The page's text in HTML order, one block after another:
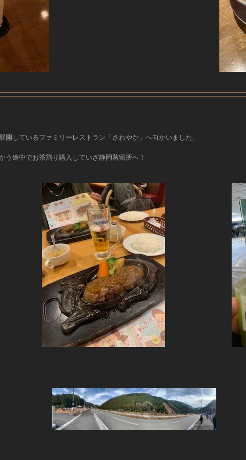
しているファミリーレストラン「さわやか」へ向かいました。
途中でお茶割り購入していざ静岡蒸留所へ！